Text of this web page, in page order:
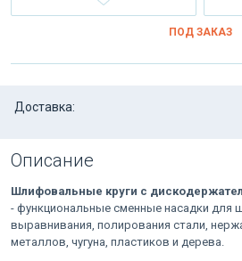
ПОД ЗАКАЗ
Доставка:
Описание
Шлифовальные круги с
- функциональные сменные насадки для
выравнивания, полирования стали,
металлов, чугуна, пластиков и дерева.